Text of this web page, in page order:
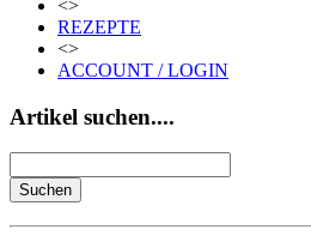
<>
REZEPTE
<>
ACCOUNT / LOGIN
Artikel suchen....